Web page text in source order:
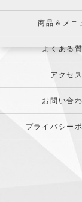
商品＆メニ
よくある
アクセス
お問い合
プライバシー